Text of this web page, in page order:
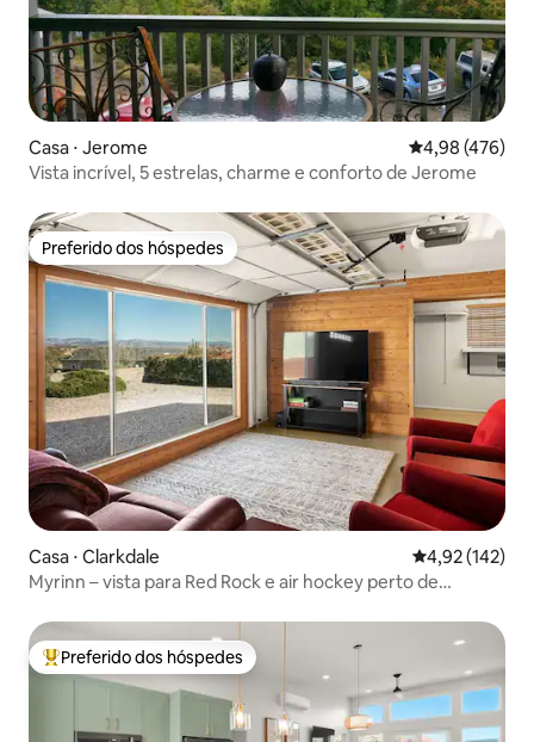
Casa ⋅ Jerome 4,98 de uma
4,98 (476)
Vista incrível, 5 estrelas, charme e conforto de Jerome
Preferido dos hóspedes
Preferido dos hóspedes
Casa ⋅ Clarkdale 4,92 de uma
4,92 (142)
Myrinn – vista para Red Rock e air hockey perto de
Entre os melhores preferidos dos hóspedes
Preferido dos hóspedes